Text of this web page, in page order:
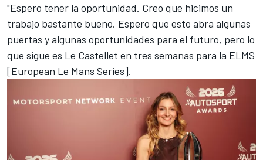
"Espero tener la oportunidad. Creo que hicimos un
trabajo bastante bueno. Espero que esto abra algunas
puertas y algunas oportunidades para el futuro, pero lo
que sigue es Le Castellet en tres semanas para la ELMS
[European Le Mans Series].